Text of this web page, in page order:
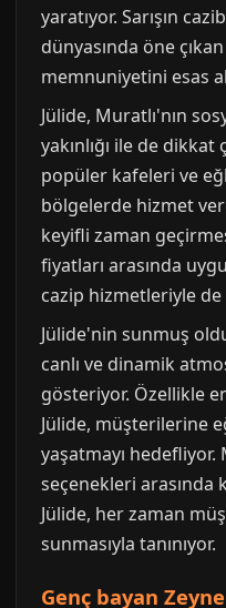
yaratıyor. Sarışın
dünyasında öne
memnuniyetini esas
Jülide, Muratlı'nın
yakınlığı ile de
popüler kafeleri ve
bölgelerde hizmet
keyifli zaman
fiyatları arasında
cazip hizmetleriyle de
Jülide'nin sunmuş
canlı ve dinamik
gösteriyor. Özellikle
Jülide, müşterilerine
yaşatmayı
seçenekleri
Jülide, her zaman
sunmasıyla tanınıyor.
Genç bayan